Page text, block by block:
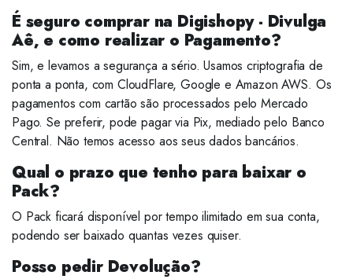
É seguro comprar na Digishopy - Divulga
Aê, e como realizar o Pagamento?
Sim, e levamos a segurança a sério. Usamos criptografia de
ponta a ponta, com CloudFlare, Google e Amazon AWS. Os
pagamentos com cartão são processados pelo Mercado
Pago. Se preferir, pode pagar via Pix, mediado pelo Banco
Central. Não temos acesso aos seus dados bancários.
Qual o prazo que tenho para baixar o
Pack?
O Pack ficará disponível por tempo ilimitado em sua conta,
podendo ser baixado quantas vezes quiser.
Posso pedir Devolução?